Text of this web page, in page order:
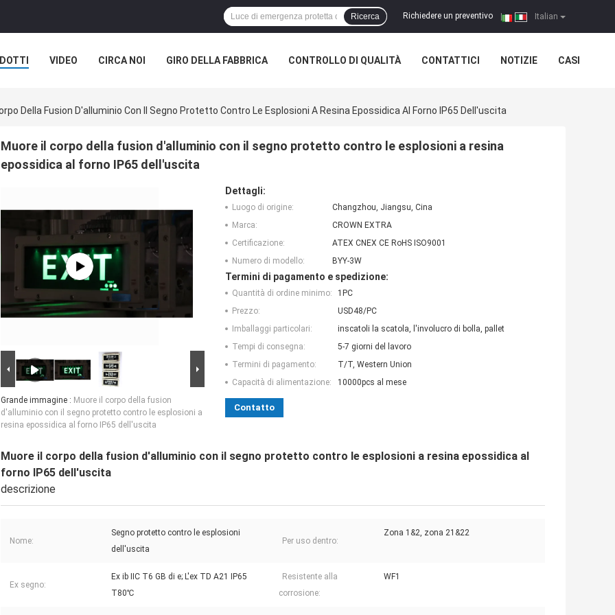
Italian
Richiedere un preventivo |
Ricerca
VIDEO CIRCA NOI GIRO DELLA FABBRICA CONTROLLO DI QUALITÀ CONTATTICI NOTIZIE CASI
Della Fusion D'alluminio Con Il Segno Protetto Contro Le Esplosioni A Resina Epossidica Al Forno IP65 Dell'uscita
Muore il corpo della fusion d'alluminio con il segno protetto contro le esplosioni a resina
epossidica al forno IP65 dell'uscita
Grande immagine : Muore il corpo della fusion
d'alluminio con il segno protetto contro le esplosioni a
resina epossidica al forno IP65 dell'uscita
Dettagli:
Luogo di origine:
Changzhou, Jiangsu, Cina
Marca:
CROWN EXTRA
Certificazione:
ATEX CNEX CE RoHS ISO9001
Numero di modello:
BYY-3W
Termini di pagamento e spedizione:
Quantità di ordine minimo:
1PC
Prezzo:
USD48/PC
Imballaggi particolari:
inscatoli la scatola, l'involucro di bolla, pallet
Tempi di consegna:
5-7 giorni del lavoro
Termini di pagamento:
T/T, Western Union
Capacità di alimentazione:
10000pcs al mese
Contatto
Muore il corpo della fusion d'alluminio con il segno protetto contro le esplosioni a resina epossidica al
forno IP65 dell'uscita
descrizione
Nome:
Segno protetto contro le esplosioni
dell'uscita
Per uso dentro:
Zona 1&2, zona 21&22
Ex segno:
Ex ib IIC T6 GB di e; L'ex TD A21 IP65
T80℃
Resistente alla
corrosione:
WF1